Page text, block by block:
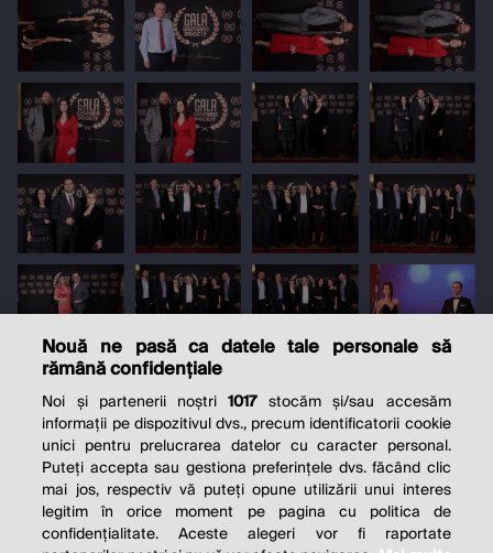
Nouă ne pasă ca datele tale personale să
rămână confidențiale
Noi și partenerii noștri1017 stocăm și/sau accesăm
informații pe dispozitivul dvs., precum identificatorii cookie
unici pentru prelucrarea datelor cu caracter personal.
Puteți accepta sau gestiona preferințele dvs. făcând clic
mai jos, respectiv vă puteți opune utilizării unui interes
legitim în orice moment pe pagina cu politica de
confidențialitate. Aceste alegeri vor fi raportate